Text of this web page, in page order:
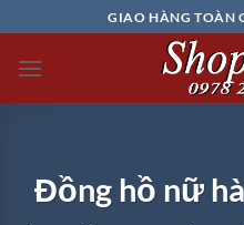
đến
nội
GIAO HÀNG TOÀN
Đồng hồ nữ